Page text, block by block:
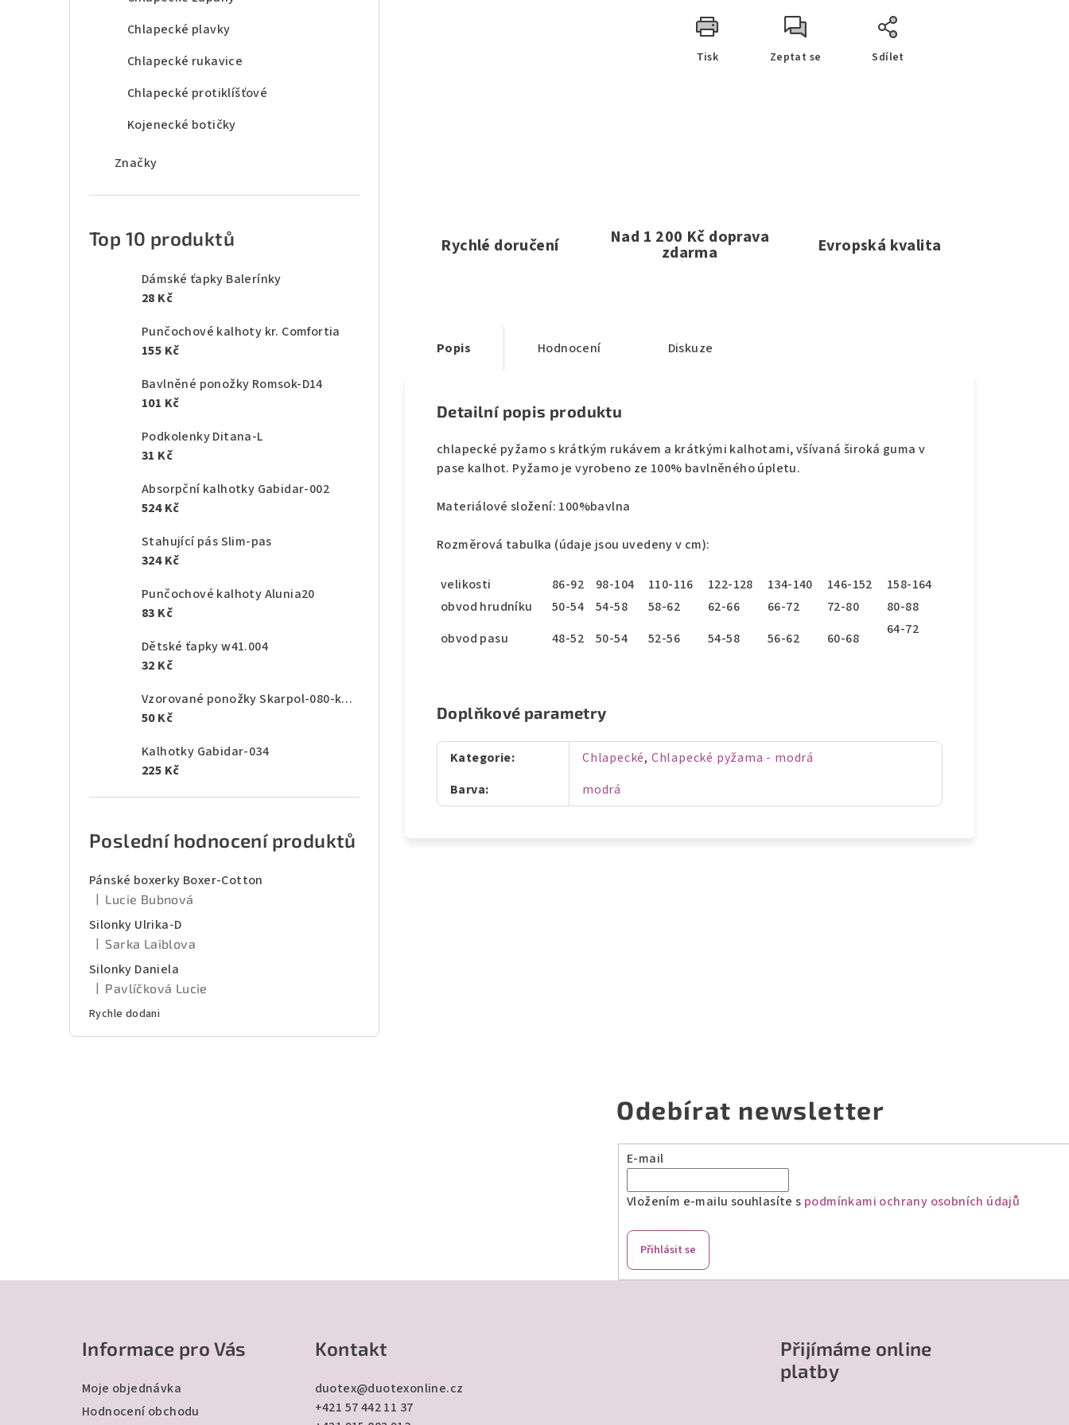
Chlapecké plavky
Chlapecké rukavice
Chlapecké protiklíšťové
Kojenecké botičky
Značky
Top 10 produktů
Dámské ťapky Balerínky
28 Kč
Punčochové kalhoty kr. Comfortia
155 Kč
Bavlněné ponožky Romsok-D14
101 Kč
Podkolenky Ditana-L
31 Kč
Absorpční kalhotky Gabidar-002
524 Kč
Stahující pás Slim-pas
324 Kč
Punčochové kalhoty Alunia20
83 Kč
Dětské ťapky w41.004
32 Kč
Vzorované ponožky Skarpol-080-kaktus
50 Kč
Kalhotky Gabidar-034
225 Kč
Poslední hodnocení produktů
Pánské boxerky Boxer-Cotton
Hodnocení produktu je 5 z 5 hvězdiček.
Lucie Bubnová
Silonky Ulrika-D
Hodnocení produktu je 5 z 5 hvězdiček.
Sarka Laiblova
Silonky Daniela
Hodnocení produktu je 5 z 5 hvězdiček.
Pavlíčková Lucie
Rychle dodani
Tisk Zeptat se Sdílet
Rychlé doručení Nad 1 200 Kč doprava
zdarma Evropská kvalita
Popis Hodnocení Diskuze
Detailní popis produktu
chlapecké pyžamo s krátkým rukávem a krátkými kalhotami, všívaná široká guma v
pase kalhot. Pyžamo je vyrobeno ze 100% bavlněného úpletu.
Materiálové složení: 100%bavlna
Rozměrová tabulka (údaje jsou uvedeny v cm):
velikosti 86-92 98-104 110-116 122-128 134-140 146-152
158-164
obvod hrudníku
50-54 54-58 58-62 62-66 66-72 72-80
80-88
obvod pasu
48-52 50-54 52-56 54-58 56-62 60-68
64-72
Doplňkové parametry
Kategorie: Chlapecké, Chlapecké pyžama - modrá
Barva: modrá
Odebírat newsletter
E-mail
Vložením e-mailu souhlasíte s podmínkami ochrany osobních údajů
Přihlásit se
Informace pro Vás
Moje objednávka
Hodnocení obchodu
Kontakt
duotex@duotexonline.cz
+421 57 442 11 37
Přijímáme online
platby